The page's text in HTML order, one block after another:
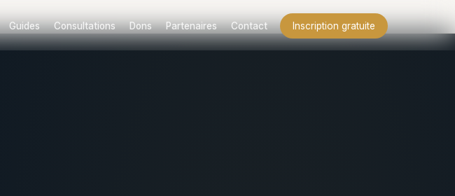
Guides Consultations Dons Partenaires Contact Inscription gratuite